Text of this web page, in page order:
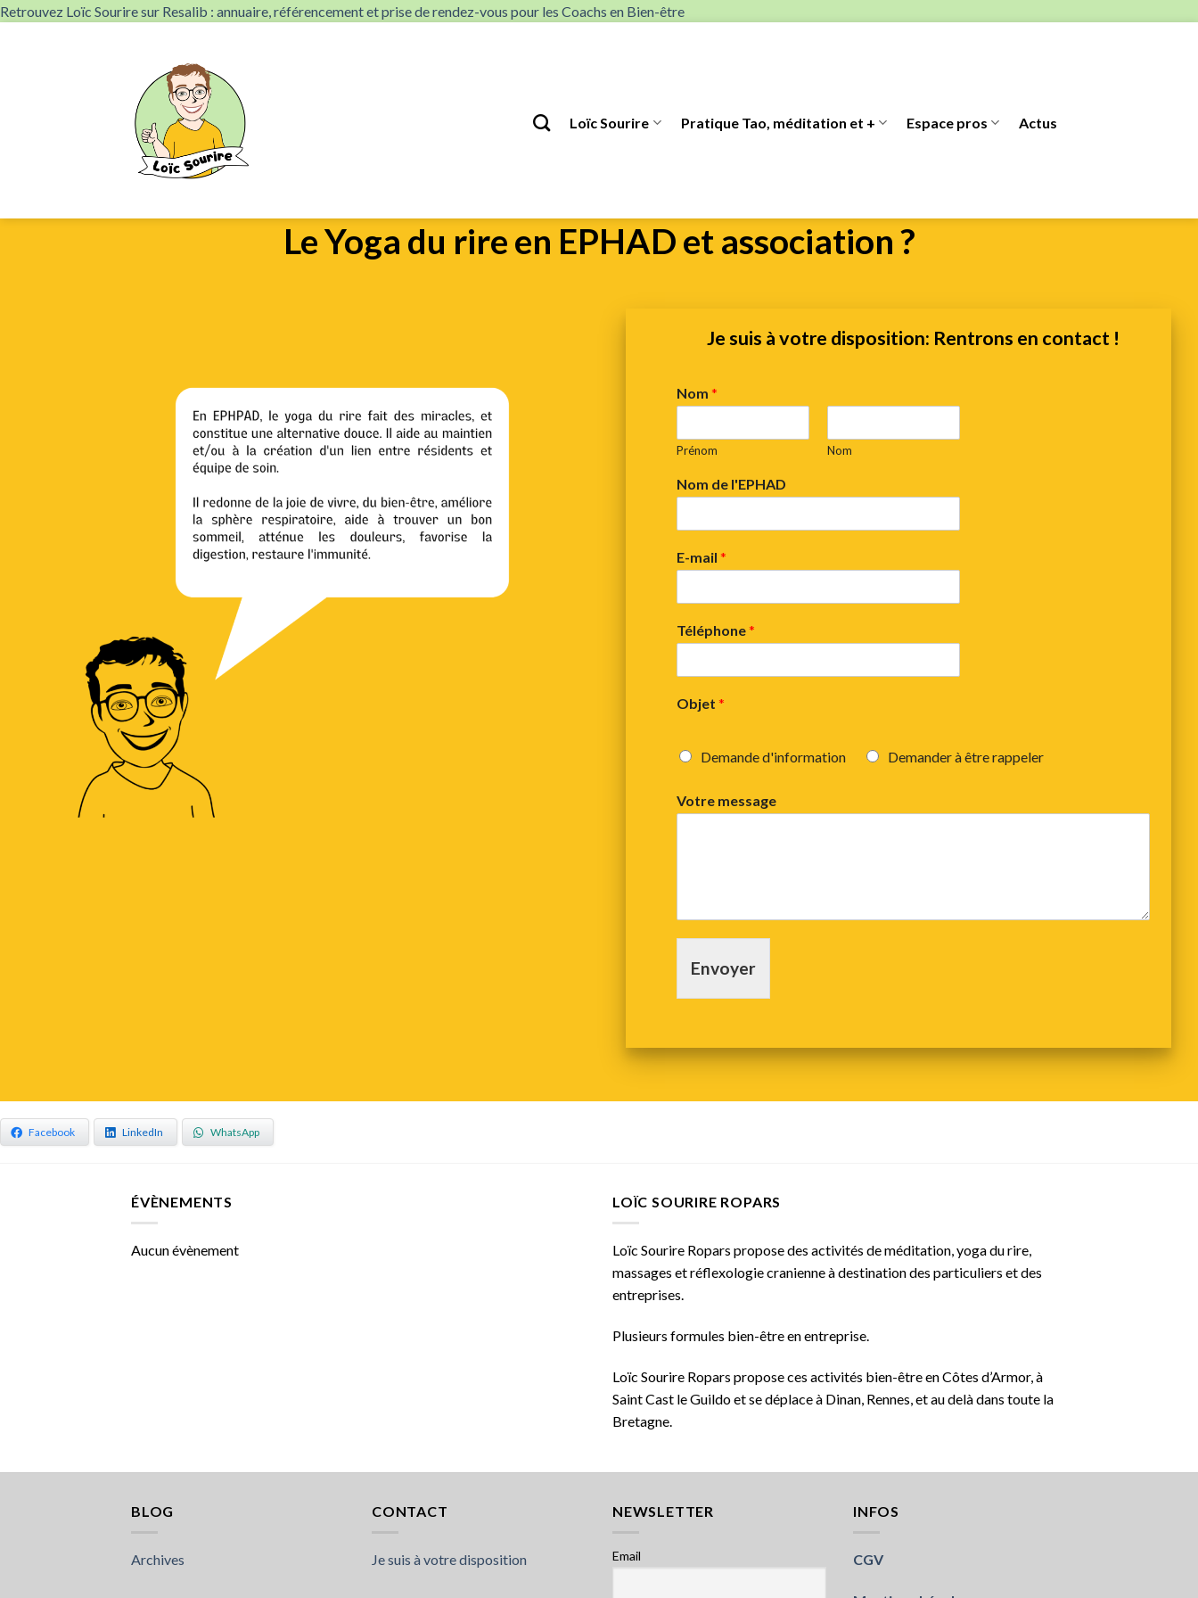
Retrouvez Loïc Sourire sur Resalib : annuaire, référencement et prise de rendez-vous pour les Coachs en Bien-être
Loïc Sourire Pratique Tao, méditation et + Espace pros Actus
Le Yoga du rire en EPHAD et association ?
Je suis à votre disposition: Rentrons en contact !
Nom *
Prénom Nom
Nom de l'EPHAD
E-mail *
Téléphone*
Objet *
Demande d'information Demander à être rappeler
Votre message
Envoyer
Facebook LinkedIn WhatsApp
ÉVÈNEMENTS
Aucun évènement
LOÏC SOURIRE ROPARS
Loïc Sourire Ropars propose des activités de méditation, yoga du rire,
massages et réflexologie cranienne à destination des particuliers et des
entreprises.
Plusieurs formules bien-être en entreprise.
Loïc Sourire Ropars propose ces activités bien-être en Côtes d’Armor, à
Saint Cast le Guildo et se déplace à Dinan, Rennes, et au delà dans toute la
Bretagne.
BLOG
Archives
CONTACT
Je suis à votre disposition
NEWSLETTER
Email
INFOS
CGV